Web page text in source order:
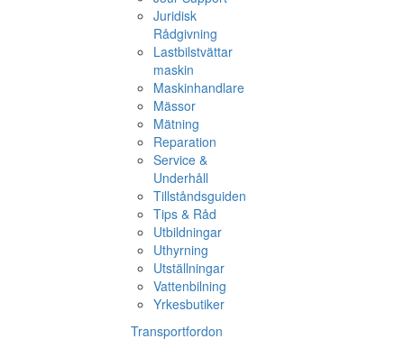
Juridisk
Rådgivning
Lastbilstvättar
maskin
Maskinhandlare
Mässor
Mätning
Reparation
Service &
Underhåll
Tillståndsguiden
Tips & Råd
Utbildningar
Uthyrning
Utställningar
Vattenbilning
Yrkesbutiker
Transportfordon